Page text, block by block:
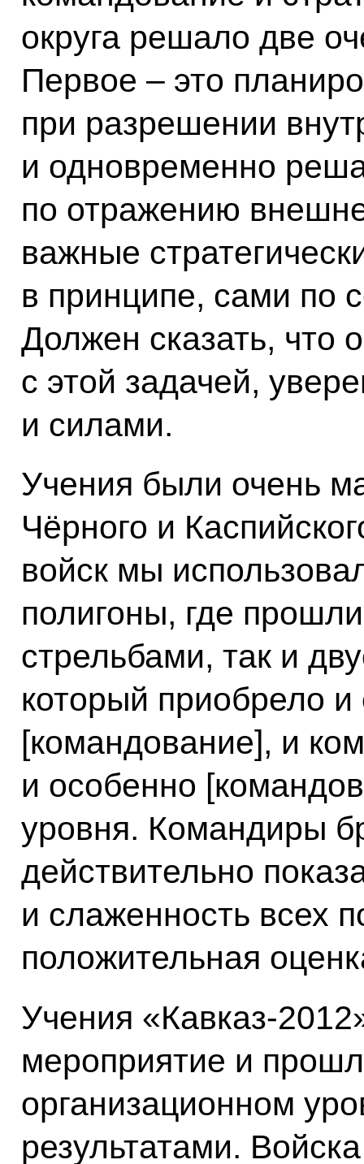
округа решало две
Первое – это
при разрешении
и одновременно
по отражению
важные
в принципе, сами по
Должен сказать, что
с этой задачей,
и силами.
Учения были очень
Чёрного и
войск мы
полигоны, где
стрельбами, так и
который приобрело и
[командование], и
и особенно
уровня. Командиры
действительно
и слаженность всех
положительная
Учения «Кавказ-
мероприятие и
организационном
результатами.